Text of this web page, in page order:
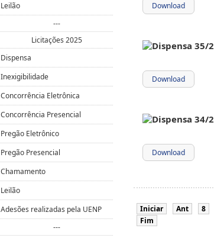
Download
Download
Download
Iniciar Ant 8
Fim
Leilão
---
Licitações 2025
Dispensa
Inexigibilidade
Concorrência Eletrônica
Concorrência Presencial
Pregão Eletrônico
Pregão Presencial
Chamamento
Leilão
Adesões realizadas pela UENP
---